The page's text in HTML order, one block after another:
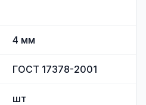
4 мм
ГОСТ 17378-2001
шт